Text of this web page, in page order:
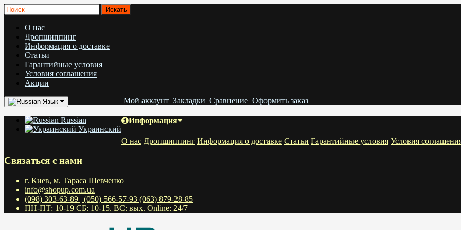
О нас
Дропшиппинг
Информация о доставке
Статьи
Гарантийные условия
Условия соглашения
Акции
Мой аккаунт Закладки Сравнение Оформить заказ
Язык
Russian
Украинский
Информация
О нас Дропшиппинг Информация о доставке Статьи Гарантийные условия Условия
Связаться с нами
г. Киев, м. Тараса Шевченко
info@shopup.com.ua
(098) 303-63-89 | (050) 566-57-93 (063) 879-28-85
ПН-ПТ: 10-19 СБ: 10-15. ВС: вых. Online: 24/7